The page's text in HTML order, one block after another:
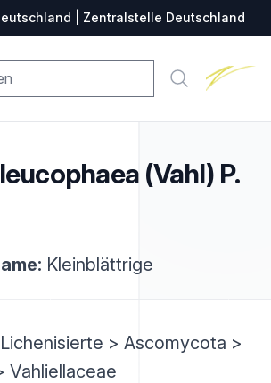
| Zentralstelle Deutschland
Suche
(Vahl) P.
Kleinblättrige
Lichenisierte > Ascomycota >
Vahliellaceae